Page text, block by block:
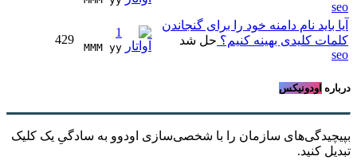
seo
آیا باید نام دامنه خود را برای گنجاندن
کلمات کلیدی بهینه کنیم؟ حل شد
seo
1
MMM yy
429
درباره اودونیکس
بپیچیدگی‌های سازمان را با شخصی‌سازی اودوو به سادگیِ یک کلیک
تبدیل کنید.